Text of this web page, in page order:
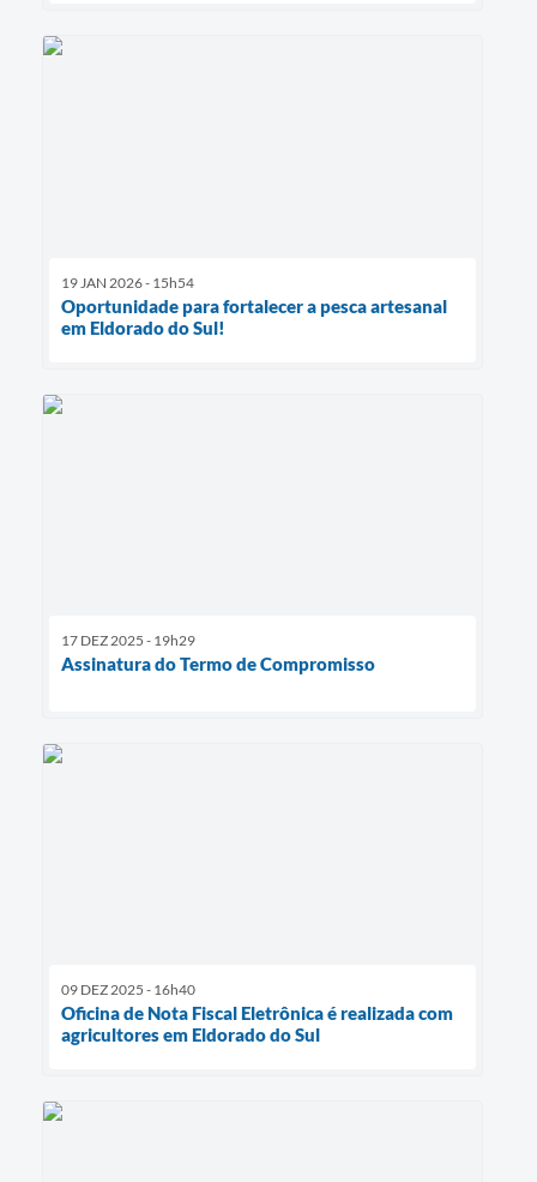
19 JAN 2026 - 15h54
Oportunidade para fortalecer a pesca artesanal
em Eldorado do Sul!
17 DEZ 2025 - 19h29
Assinatura do Termo de Compromisso
09 DEZ 2025 - 16h40
Oficina de Nota Fiscal Eletrônica é realizada com
agricultores em Eldorado do Sul